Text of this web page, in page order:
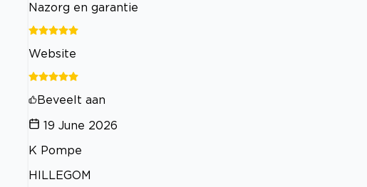
Nazorg en garantie
Website
Beveelt aan
19 June 2026
K Pompe
HILLEGOM